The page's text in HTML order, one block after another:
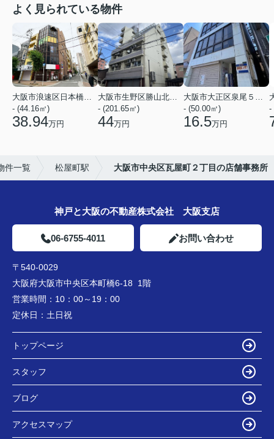
よく見られている物件
大阪市浪速区日本橋３丁目
- (44.16㎡)
38.94万円
大阪市生野区勝山北１丁目
- (201.65㎡)
44万円
大阪市大正区泉尾５丁目
- (50.00㎡)
16.5万円
-
件一覧 松屋町駅 大阪市中央区瓦屋町２丁目の店舗事務所
神戸と大阪の不動産株式会社 大阪支店
06-6755-4011 お問い合わせ
〒540-0029
大阪府大阪市中央区本町橋6-18 1階
営業時間： 10：00～19：00
定休日： 土日祝
トップページ
スタッフ
ブログ
アクセスマップ